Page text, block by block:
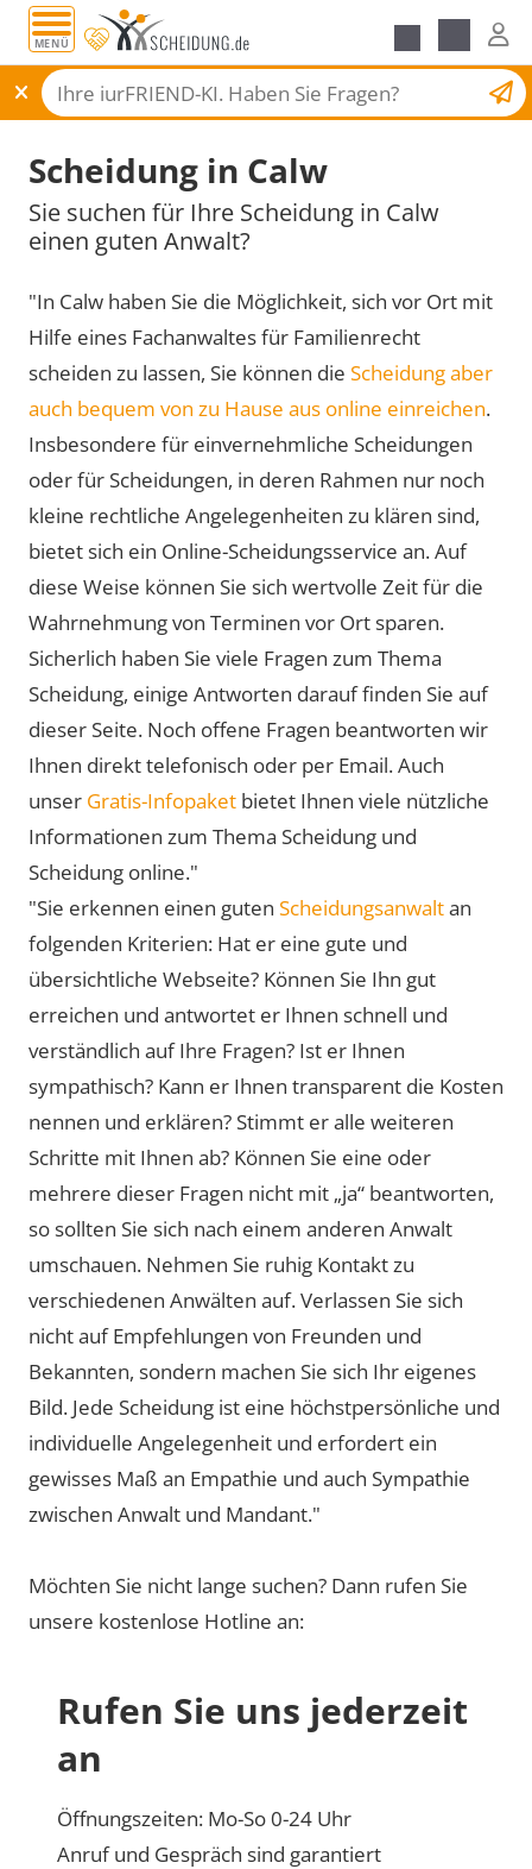
MENÜ
Scheidungsantrag
Scheidung in Calw
Sie suchen für Ihre Scheidung in Calw
einen guten Anwalt?
"In Calw haben Sie die Möglichkeit, sich vor Ort mit
Hilfe eines Fachanwaltes für Familienrecht
scheiden zu lassen, Sie können die Scheidung aber
auch bequem von zu Hause aus online einreichen.
Insbesondere für einvernehmliche Scheidungen
oder für Scheidungen, in deren Rahmen nur noch
kleine rechtliche Angelegenheiten zu klären sind,
bietet sich ein Online-Scheidungsservice an. Auf
diese Weise können Sie sich wertvolle Zeit für die
Wahrnehmung von Terminen vor Ort sparen.
Sicherlich haben Sie viele Fragen zum Thema
Scheidung, einige Antworten darauf finden Sie auf
dieser Seite. Noch offene Fragen beantworten wir
Ihnen direkt telefonisch oder per Email. Auch
unser Gratis-Infopaket bietet Ihnen viele nützliche
Informationen zum Thema Scheidung und
Scheidung online."
"Sie erkennen einen guten Scheidungsanwaltan
folgenden Kriterien: Hat er eine gute und
übersichtliche Webseite? Können Sie Ihn gut
erreichen und antwortet er Ihnen schnell und
verständlich auf Ihre Fragen? Ist er Ihnen
sympathisch? Kann er Ihnen transparent die Kosten
nennen und erklären? Stimmt er alle weiteren
Schritte mit Ihnen ab? Können Sie eine oder
mehrere dieser Fragen nicht mit „ja“ beantworten,
so sollten Sie sich nach einem anderen Anwalt
umschauen. Nehmen Sie ruhig Kontakt zu
verschiedenen Anwälten auf. Verlassen Sie sich
nicht auf Empfehlungen von Freunden und
Bekannten, sondern machen Sie sich Ihr eigenes
Bild. Jede Scheidung ist eine höchstpersönliche und
individuelle Angelegenheit und erfordert ein
gewisses Maß an Empathie und auch Sympathie
zwischen Anwalt und Mandant."
Möchten Sie nicht lange suchen? Dann rufen Sie
unsere kostenlose Hotline an:
Rufen Sie uns jederzeit
an
Öffnungszeiten: Mo-So 0-24 Uhr
Anruf und Gespräch sind garantiert